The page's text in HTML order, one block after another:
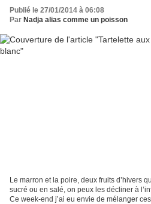
Publié le 27/01/2014 à 06:08
Par Nadja alias comme un poisson
Le marron et la poire, deux fruits d’hivers
sucré ou en salé, on peux les décliner à
Ce week-end j’ai eu envie de mélanger